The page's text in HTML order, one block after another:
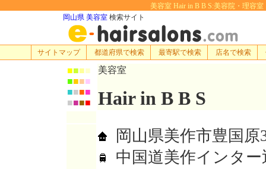
美容室 Hair in B B S:美容院・理容
岡山県 美容室 検索サイト
サイトマップ 都道府県で検索 最寄駅で検索 店名で検索
■■■■
■■■■
■■■■
■■■■
美容室
Hair in B B S
岡山県美作市豊国原
中国道美作インター